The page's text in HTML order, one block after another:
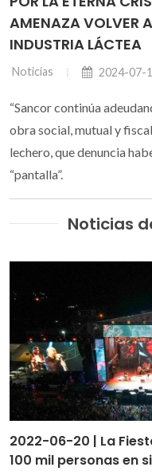
AMENAZA VOLVER
INDUSTRIA LÁCTEA
Noticias 2024-07-
“Sancor continúa
obra social, mutual y
lechero, que denuncia
“pantalla”.
Noticias
2022-06-20 | La
100 mil personas en